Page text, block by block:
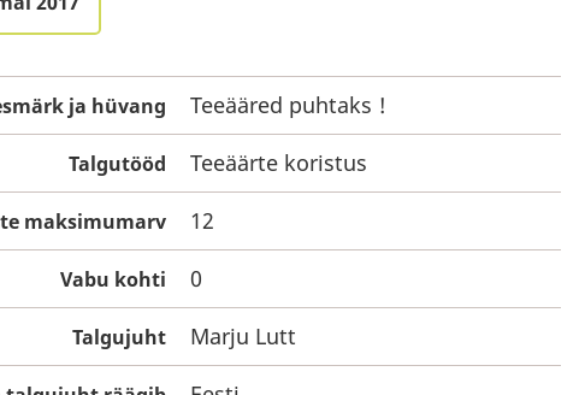
ja hüvang Teeääred puhtaks !
Talgutööd Teeäärte koristus
maksimumarv 12
Vabu kohti 0
Talgujuht Marju Lutt